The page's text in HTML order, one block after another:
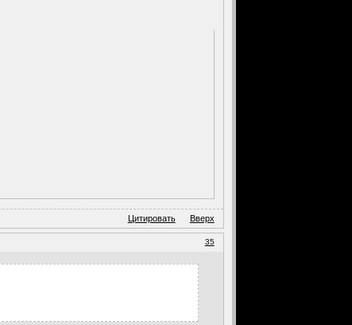
Цитировать Вверх
35